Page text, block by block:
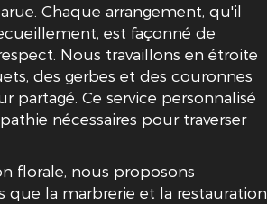
Chaque arrangement, qu'il
est façonné de
Nous travaillons en étroite
des gerbes et des couronnes
Ce service personnalisé
nécessaires pour traverser
florale, nous proposons
la marbrerie et la restauration